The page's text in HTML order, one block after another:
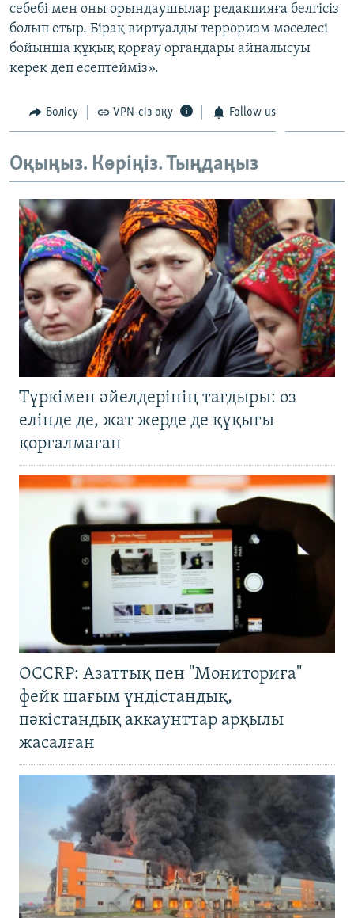
себебі мен оны орындаушылар редакцияға белгісіз
болып отыр. Бірақ виртуалды терроризм мәселесі
бойынша құқық қорғау органдары айналысуы
керек деп есептейміз».
Бөлісу VPN-сіз оқу Follow us
Оқыңыз. Көріңіз. Тыңдаңыз
Түркімен әйелдерінің тағдыры: өз
елінде де, жат жерде де құқығы
қорғалмаған
OCCRP: Азаттық пен "Мониториға"
фейк шағым үндістандық,
пәкістандық аккаунттар арқылы
жасалған